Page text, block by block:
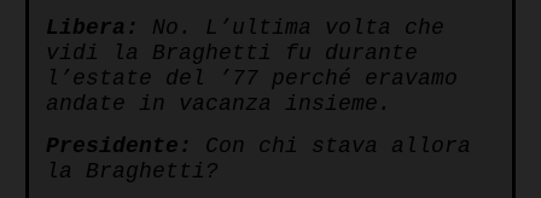
Libera:
No. L’ultima volta che
vidi la Braghetti fu durante
l’estate del ’77 perché eravamo
andate in vacanza insieme.
Presidente:
Con chi stava allora
la Braghetti?